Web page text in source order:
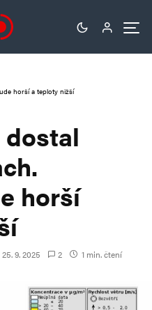
horší a teploty nižší
dostal
horší
25. 9. 2025 2 1 min. čtení